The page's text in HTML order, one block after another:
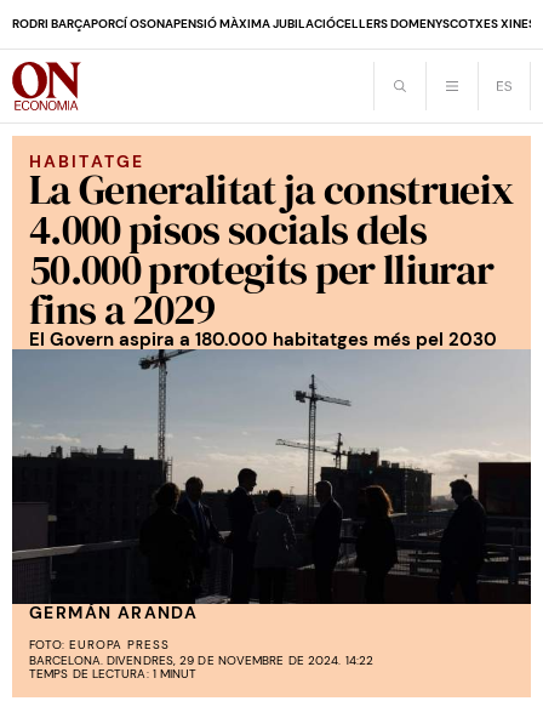
RODRI BARÇAPORCÍ OSONAPENSIÓ MÀXIMA JUBILACIÓCELLERS DOMENYSCOTXES
HABITATGE
La Generalitat ja construeix
4.000 pisos socials dels
50.000 protegits per lliurar
fins a 2029
El Govern aspira a 180.000 habitatges més pel 2030
GERMÁN ARANDA
FOTO: EUROPA PRESS
BARCELONA. DIVENDRES, 29 DE NOVEMBRE DE 2024. 14:22
TEMPS DE LECTURA: 1 MINUT